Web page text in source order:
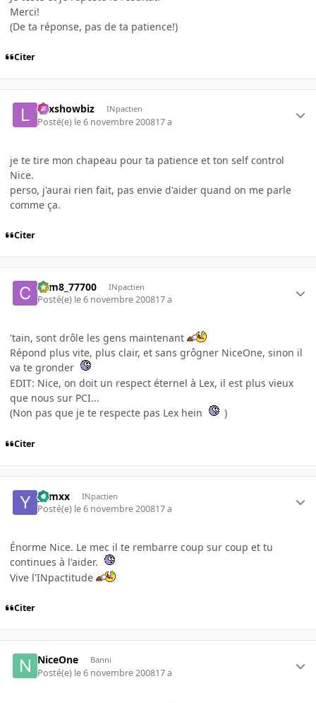
Merci!
(De ta réponse, pas de ta patience!)
Citer
Lexshowbiz INpactien
Posté(e) le 6 novembre 200817 a
je te tire mon chapeau pour ta patience et ton self control
Nice.
perso, j'aurai rien fait, pas envie d'aider quand on me parle
comme ça.
Citer
com8_77700 INpactien
Posté(e) le 6 novembre 200817 a
'tain, sont drôle les gens maintenant
Répond plus vite, plus clair, et sans grôgner NiceOne, sinon il
va te gronder
EDIT: Nice, on doit un respect éternel à Lex, il est plus vieux
que nous sur PCI...
(Non pas que je te respecte pas Lex hein
)
Citer
yamxx INpactien
Posté(e) le 6 novembre 200817 a
Énorme Nice. Le mec il te rembarre coup sur coup et tu
continues à l'aider.
Vive l'INpactitude
Citer
NiceOne Banni
Posté(e) le 6 novembre 200817 a